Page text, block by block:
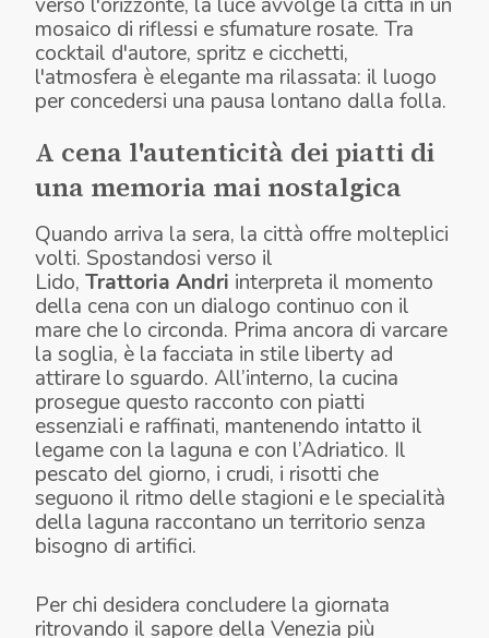
mosaico di riflessi e sfumature rosate. Tra
cocktail d'autore, spritz e cicchetti,
l'atmosfera è elegante ma rilassata: il luogo
per concedersi una pausa lontano dalla folla.
A cena l'autenticità dei piatti di
una memoria mai nostalgica
Quando arriva la sera, la città offre molteplici
volti. Spostandosi verso il
Lido, Trattoria Andri interpreta il momento
della cena con un dialogo continuo con il
mare che lo circonda. Prima ancora di varcare
la soglia, è la facciata in stile liberty ad
attirare lo sguardo. All’interno, la cucina
prosegue questo racconto con piatti
essenziali e raffinati, mantenendo intatto il
legame con la laguna e con l’Adriatico. Il
pescato del giorno, i crudi, i risotti che
seguono il ritmo delle stagioni e le specialità
della laguna raccontano un territorio senza
bisogno di artifici.
Per chi desidera concludere la giornata
ritrovando il sapore della Venezia più